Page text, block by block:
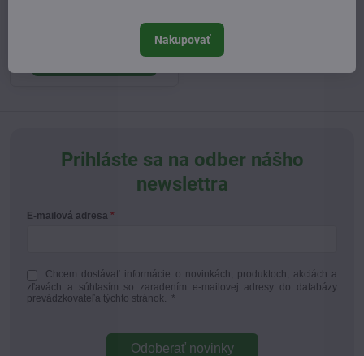
Prihláste sa na odber nášho
newslettra
E-mailová adresa
Chcem dostávať informácie o novinkách, produktoch, akciách a
zľavách a súhlasím so zaradením e-mailovej adresy do databázy
prevádzkovateľa týchto stránok.
*
Odoberať novinky
Nakupovať